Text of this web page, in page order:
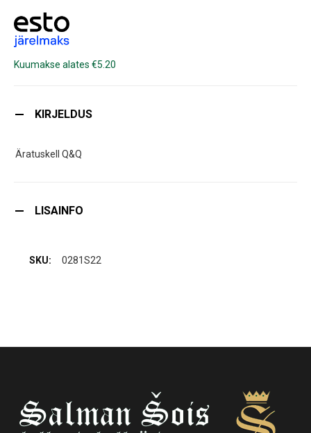
Kuumakse alates €5.20
KIRJELDUS
Äratuskell Q&Q
LISAINFO
0281S22